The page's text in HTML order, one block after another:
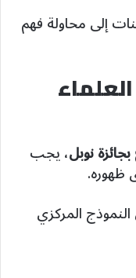
إلى محاولة فهم
نوبل، يجب
ظهوره.
المركزي